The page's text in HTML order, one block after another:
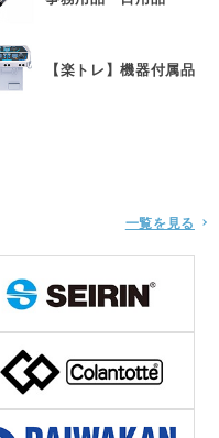
【楽トレ】機器付属品
一覧を見る